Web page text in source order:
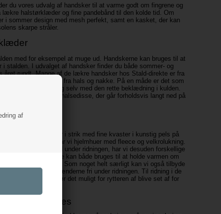
af
du vores udvalg af handsker til at varme godt om fingrene og
halstørklæder og fine pandebånd til den kolde tid. Om
i sommer design med mesh perfekt, samt en kasket, der kan
skarpe stråler.
med for eksempel at muge ud. Handskerne kan bruges til at
stalden. I udvalget af handsker finder du både sommer- og
året rundt. Mange af de lækre handsker hos Stald-direkte er fra
kulden på afstand fra hals og nakke. På en måde er det som
ved at udstyre sig selv med den rette beklædning i kulden.
finder du også en halsedisse, der går forholdsvis langt ned på
har vi søde huer i strik med fine kvaster i kunstig pels på
har vi hjelmhuer med fleece og velkrolukning.
holdes på afstand under ridningen, har vi desuden forskellige
Pandebåndene kan både bruges til at holde varmen om
væld af flotte farver. Som noget helt særligt kan vi også tilbyde
med at du har hænderne fri under ridningen. Til ridning i de
for- og baglys, der gør det muligt for rytteren af blive set af for
accessories